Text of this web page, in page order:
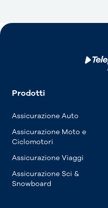
Prodotti
Assicurazione Auto
Assicurazione Moto e
Ciclomotori
Assicurazione Viaggi
Assicurazione Sci &
Snowboard